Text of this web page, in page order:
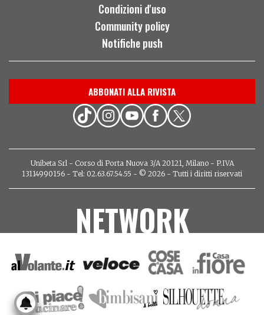
Condizioni d'uso
Community policy
Notifiche push
ABBONATI ALLA RIVISTA
Unibeta Srl - Corso di Porta Nuova 3/A 20121, Milano - P.IVA
13114990156 - Tel: 02.63.67.54.55 - © 2026 - Tutti i diritti riservati
NETWORK